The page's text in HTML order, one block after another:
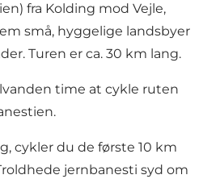
fra Kolding mod Vejle,
små, hyggelige landsbyer
Turen er ca. 30 km lang.
time at cykle ruten
cykler du de første 10 km
jernbanesti syd om